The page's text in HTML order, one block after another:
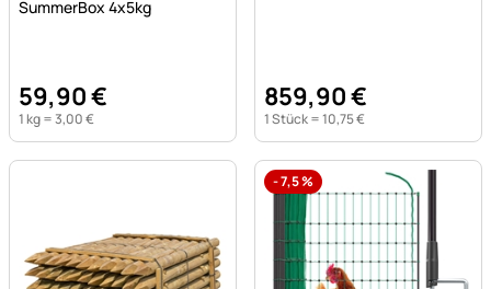
SummerBox 4x5kg
59,90€
1 kg =3,00€
859,90€
1 Stück =10,75€
-7,5%